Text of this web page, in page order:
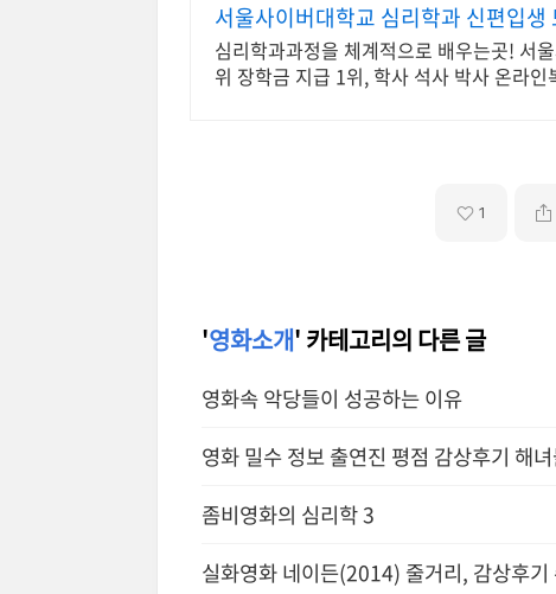
서울사이버대학교 심리학과 신편입
심리학과과정을 체계적으로 배우는곳! 서
위 장학금 지급 1위, 학사 석사 박사 온라인
1
'영화소개' 카테고리의 다른 글
영화속 악당들이 성공하는 이유
영화 밀수 정보 출연진 평점 감상후기 해
좀비영화의 심리학 3
실화영화 네이든(2014) 줄거리, 감상후기